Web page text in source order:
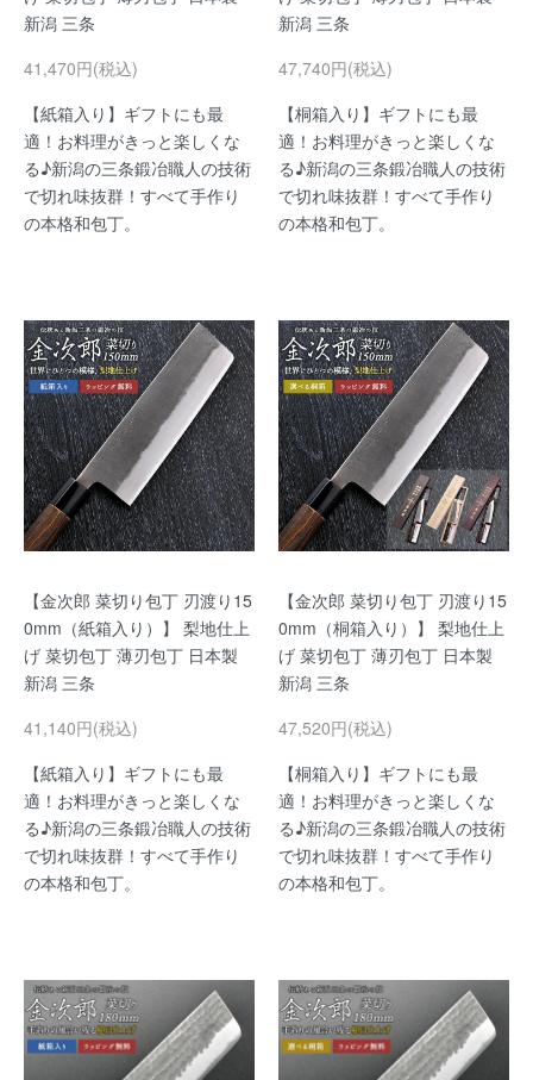
新潟 三条
41,470円(税込)
【紙箱入り】ギフトにも最
適！お料理がきっと楽しくな
る♪新潟の三条鍛冶職人の技術
で切れ味抜群！すべて手作り
の本格和包丁。
新潟 三条
47,740円(税込)
【桐箱入り】ギフトにも最
適！お料理がきっと楽しくな
る♪新潟の三条鍛冶職人の技術
で切れ味抜群！すべて手作り
の本格和包丁。
【金次郎 菜切り包丁 刃渡り15
0mm（紙箱入り）】 梨地仕上
げ 菜切包丁 薄刃包丁 日本製
新潟 三条
41,140円(税込)
【紙箱入り】ギフトにも最
適！お料理がきっと楽しくな
る♪新潟の三条鍛冶職人の技術
で切れ味抜群！すべて手作り
の本格和包丁。
【金次郎 菜切り包丁 刃渡り15
0mm（桐箱入り）】 梨地仕上
げ 菜切包丁 薄刃包丁 日本製
新潟 三条
47,520円(税込)
【桐箱入り】ギフトにも最
適！お料理がきっと楽しくな
る♪新潟の三条鍛冶職人の技術
で切れ味抜群！すべて手作り
の本格和包丁。